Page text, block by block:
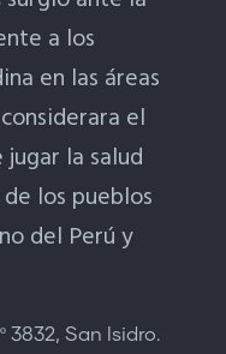
a los
en las áreas
el
la salud
los pueblos
del Perú y
3832, San Isidro.